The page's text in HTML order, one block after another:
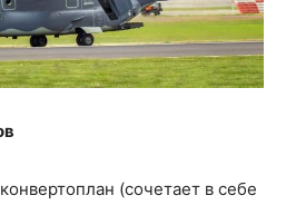
(сочетает в себе